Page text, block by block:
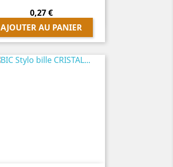
Prix
0,27 €
AJOUTER AU PANIER